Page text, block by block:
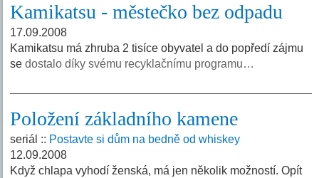
Kamikatsu - městečko bez odpadu
17.09.2008
Kamikatsu má zhruba 2 tisíce obyvatel a do popředí zájmu
sedostalo díky svému recyklačnímu programu…
Položení základního kamene
seriál :: Postavte si dům na bedně od whiskey
12.09.2008
Když chlapa vyhodí ženská, má jen několik možností. Opít